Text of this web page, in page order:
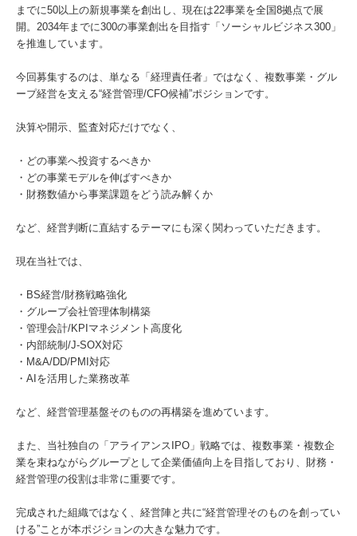
までに50以上の新規事業を創出し、現在は22事業を全国8拠点で展
開。2034年までに300の事業創出を目指す「ソーシャルビジネス300」
を推進しています。
今回募集するのは、単なる「経理責任者」ではなく、複数事業・グル
ープ経営を支える“経営管理/CFO候補”ポジションです。
決算や開示、監査対応だけでなく、
・どの事業へ投資するべきか
・どの事業モデルを伸ばすべきか
・財務数値から事業課題をどう読み解くか
など、経営判断に直結するテーマにも深く関わっていただきます。
現在当社では、
・BS経営/財務戦略強化
・グループ会社管理体制構築
・管理会計/KPIマネジメント高度化
・内部統制/J-SOX対応
・M&A/DD/PMI対応
・AIを活用した業務改革
など、経営管理基盤そのものの再構築を進めています。
また、当社独自の「アライアンスIPO」戦略では、複数事業・複数企
業を束ねながらグループとして企業価値向上を目指しており、財務・
経営管理の役割は非常に重要です。
完成された組織ではなく、経営陣と共に“経営管理そのものを創ってい
ける”ことが本ポジションの大きな魅力です。